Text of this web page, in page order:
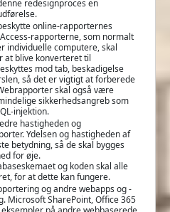
redesignproces en
online-rapporternes
rapporterne, som normalt
individuelle computere, skal
at blive konverteret til
mod tab, beskadigelse
så det er vigtigt at forberede
skal også være
sikkerhedsangreb som
injektion.
hastigheden og
Ydelsen og hastigheden af
betydning, så de skal bygges
for øje.
og koden skal alle
for at dette kan fungere.
og andre webapps og -
Microsoft SharePoint, Office 365